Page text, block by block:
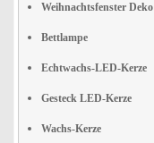
Weihnachtsfenster Deko
Bettlampe
Echtwachs-LED-Kerze
Gesteck LED-Kerze
Wachs-Kerze